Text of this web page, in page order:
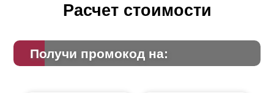
Расчет стоимости
Получи промокод на: